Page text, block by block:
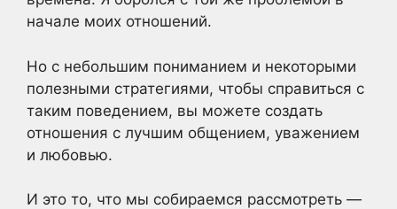
начале моих отношений.
Но с небольшим пониманием и некоторыми
полезными стратегиями, чтобы справиться с
таким поведением, вы можете создать
отношения с лучшим общением, уважением
и любовью.
И это то, что мы собираемся рассмотреть —